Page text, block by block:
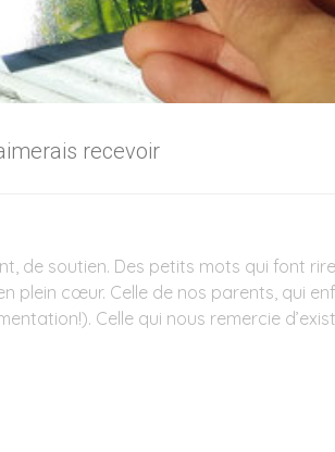
recevoir
de soutien. Des petits mots qui font
plein cœur. Celle de nos parents, qui
Celle qui nous remercie